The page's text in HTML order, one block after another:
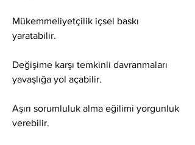
Mükemmeliyetçilik içsel baskı
yaratabilir.
Değişime karşı temkinli davranmaları
yavaşlığa yol açabilir.
Aşırı sorumluluk alma eğilimi yorgunluk
verebilir.